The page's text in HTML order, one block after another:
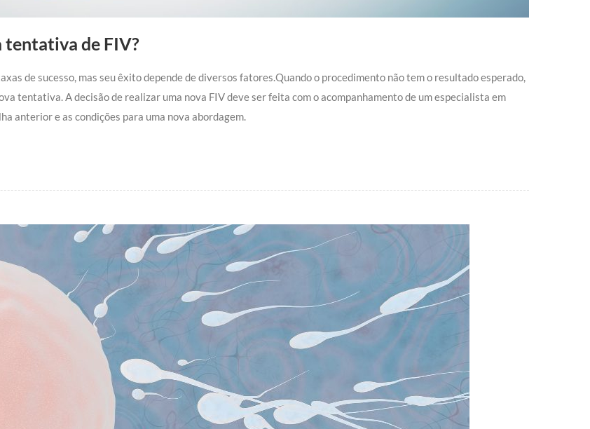
tentativa de FIV?
de sucesso, mas seu êxito depende de diversos fatores.Quando o procedimento não tem o resultado esperado,
tentativa.A decisão de realizar uma nova FIV deve ser feita com o acompanhamento de um especialista em
anterior e as condições para uma nova abordagem.